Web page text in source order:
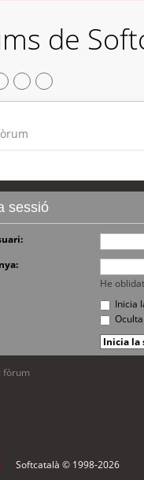
de
sessió
He
Inicia
fòrum
Softcatalà © 1998-2026